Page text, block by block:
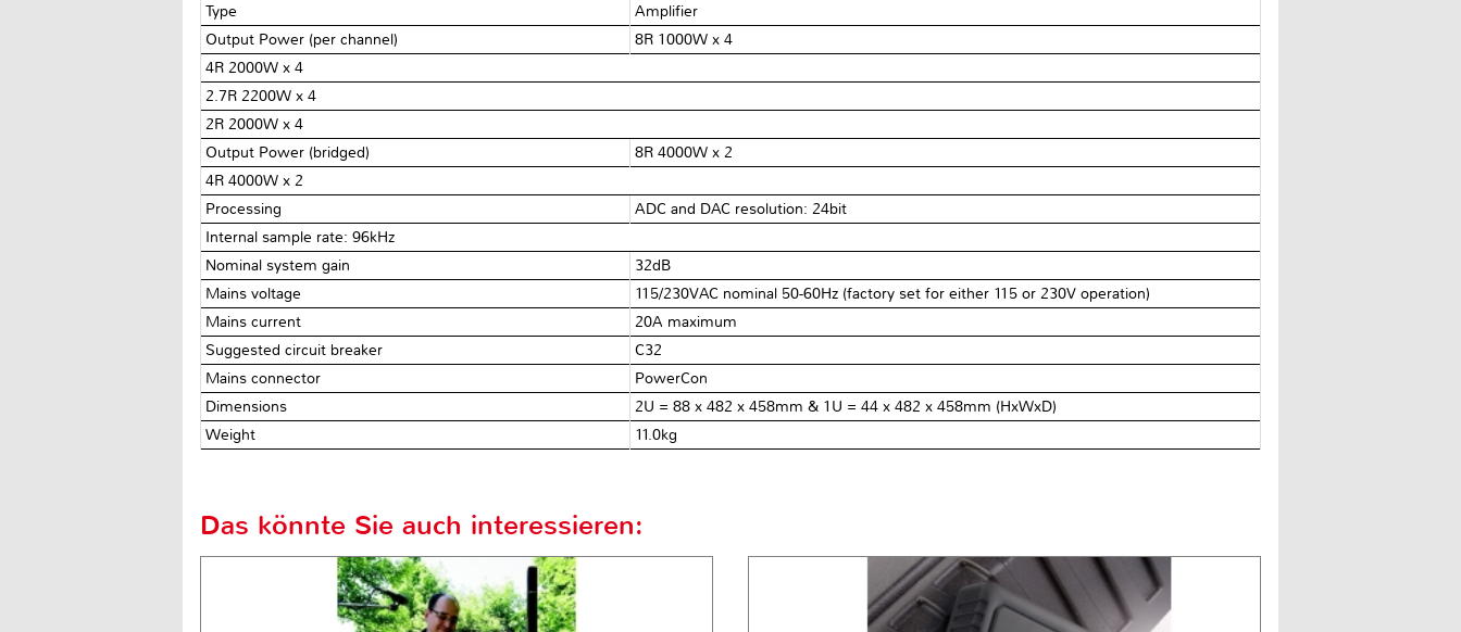
Type
Amplifier
Output Power (per channel)
8R 1000W x 4
4R 2000W x 4
2.7R 2200W x 4
2R 2000W x 4
Output Power (bridged)
8R 4000W x 2
4R 4000W x 2
Processing
ADC and DAC resolution: 24bit
Internal sample rate: 96kHz
Nominal system gain
32dB
Mains voltage
115/230VAC nominal 50-60Hz (factory set for either 115 or 230V operation)
Mains current
20A maximum
Suggested circuit breaker
C32
Mains connector
PowerCon
Dimensions
2U = 88 x 482 x 458mm & 1U = 44 x 482 x 458mm (HxWxD)
Weight
11.0kg
Das könnte Sie auch interessieren: